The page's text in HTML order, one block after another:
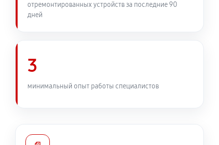
отремонтированных устройств за последние 90
дней
3
минимальный опыт работы специалистов